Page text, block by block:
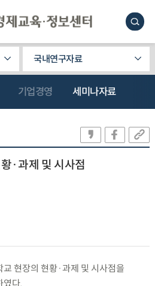
국내연구자료
기업경영 세미나자료
·과제 및 시사점
현장의 현황·과제 및 시사점을
였다.